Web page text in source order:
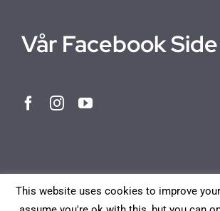
Vår Facebook Side
This website uses cookies to improve your